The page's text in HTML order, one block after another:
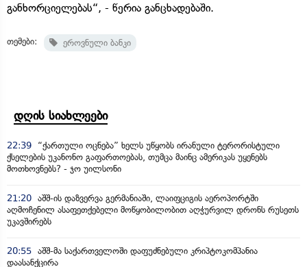
განხორციელებას“, - წერია განცხადებაში.
თემები: ეროვნული ბანკი
დღის სიახლეები
22:39
“ქართული ოცნება” ხელს უწყობს ირანული ტერორისტული
ქსელების უკანონო გაფართოებას, თუმცა მაინც ამერიკას უყენებს
მოთხოვნებს? - ჯო უილსონი
21:20 აშშ-ის დაზვერვა გერმანიაში, ლაიფციგის აეროპორტში
აღმოჩენილ ასაფეთქებელი მოწყობილობით აღჭურვილ დრონს რუსეთს
უკავშირებს
20:55 აშშ-მა საქართველოში დაფუძნებული კრიპტოკომპანია
დაასანქცირა